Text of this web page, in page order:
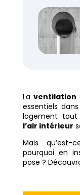
La ventilation
essentiels
logement tout
l’air intérieur
Mais
pourquoi en
pose ?